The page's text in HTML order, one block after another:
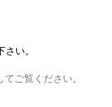
い。
ご覧ください。